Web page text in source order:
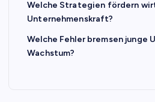
Welche Strategien fördern
Unternehmenskraft?
Welche Fehler bremsen junge
Wachstum?